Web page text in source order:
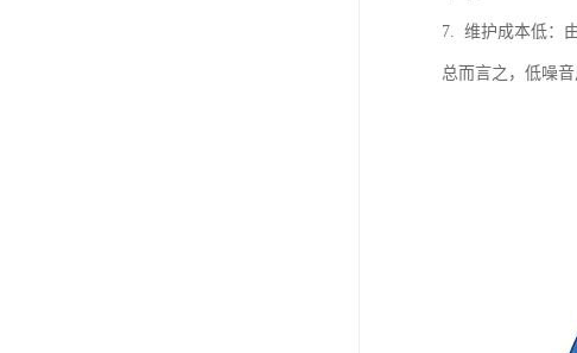
7. 维护成本低：
总而言之，低噪